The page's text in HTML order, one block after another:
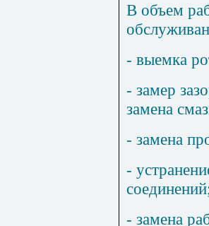
В объем
- выемка
- замер
замена
- замена
-
- замена